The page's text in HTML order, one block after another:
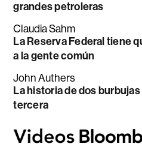
grandes petroleras
Claudia Sahm
La Reserva Federal tiene
a la gente común
John Authers
La historia de dos
tercera